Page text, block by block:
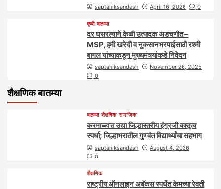
saptahiksandesh April 16, 2026 0
कृषी बातम्या
दर घसरल्याने केळी उत्पादक अडचणीत –
MSP, हमी खरेदी व नुकसानभरपाईसाठी रश्मी
बागल यांच्याकडून मुख्यमंत्र्यांकडे निवेदन
saptahiksandesh
November 26, 2025
0
शैक्षणिक बातम्या
बातम्या शैक्षणिक सामाजिक
करमाळ्यात उद्या जिल्हास्तरीय इंग्रजी वक्तृत्व
स्पर्धा; जिल्हाभरातील गुणवंत विद्यार्थ्यांचा सहभाग
saptahiksandesh
August 4, 2026
0
शैक्षणिक
राष्ट्रीय ऑनलाइन अबॅकस स्पर्धेत केमच्या रेवती